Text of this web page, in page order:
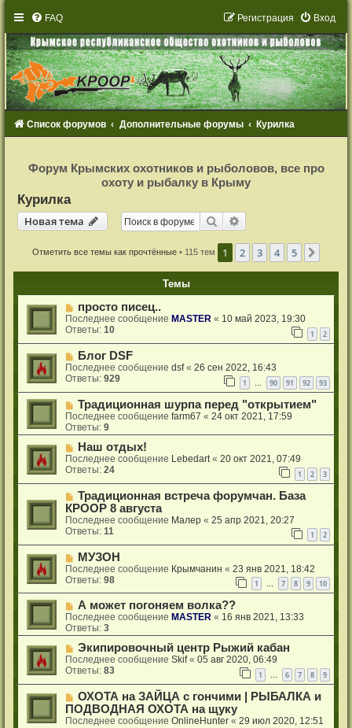
FAQ Вход
Регистрация
Список форумов Дополнительные форумы Курилка
с
т
р
а
ц
Форум Крымских охотников и рыболовов, все про
охоту и рыбалку в Крыму
Курилка
Новая тема
Новаятема Поиск
Отметить все темы как прочтённые • 115 тем 1 2 3 4 5
Темы
просто писец..
Последнее сообщение MASTER « 10 май 2023, 19:30
Ответы:10 1 2
Блог DSF
Последнее сообщениеdsf«26 сен 2022, 16:43
Ответы:929 1 90 91 92 93
Традиционная шурпа перед "открытием"
Последнее сообщениеfarm67 «24 окт 2021, 17:59
Ответы:9
Наш отдых!
Последнее сообщение Lebedart«20 окт 2021, 07:49
Ответы:24 1 2 3
Традиционная встреча форумчан. База
КРООР 8 августа
Последнее сообщение Малер «25 апр 2021, 20:27
Ответы:11 1 2
МУЗОН
Последнее сообщение Крымчанин «23 янв 2021, 18:42
Ответы:98 1 … 7 8 9 10
А может погоняем волка??
Последнее сообщение MASTER « 16 янв 2021, 13:33
Ответы:3
Экипировочный центр Рыжий кабан
Последнее сообщениеSkif«05 авг 2020, 06:49
Ответы:83 1 … 6 7 8 9
ОХОТА на ЗАЙЦА с гончими | РЫБАЛКА и
ПОДВОДНАЯ ОХОТА на щуку
Последнее сообщениеOnlineHunter «29 июл 2020, 12:51